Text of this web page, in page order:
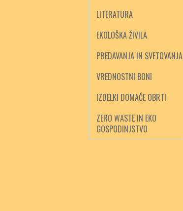
LITERATURA
EKOLOŠKA ŽIVILA
PREDAVANJA IN SVETOVANJA
VREDNOSTNI BONI
IZDELKI DOMAČE OBRTI
ZERO WASTE IN EKO
GOSPODINJSTVO